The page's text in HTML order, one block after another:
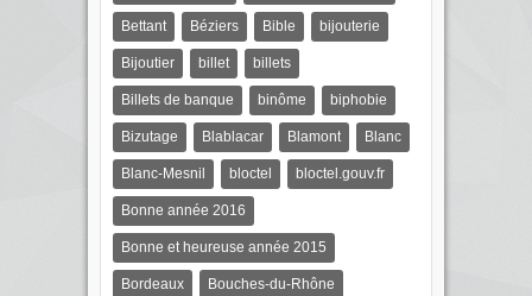
Bettant Béziers Bible bijouterie
Bijoutier billet billets
Billets de banque binôme biphobie
Bizutage Blablacar Blamont Blanc
Blanc-Mesnil bloctel bloctel.gouv.fr
Bonne année 2016
Bonne et heureuse année 2015
Bordeaux Bouches-du-Rhône